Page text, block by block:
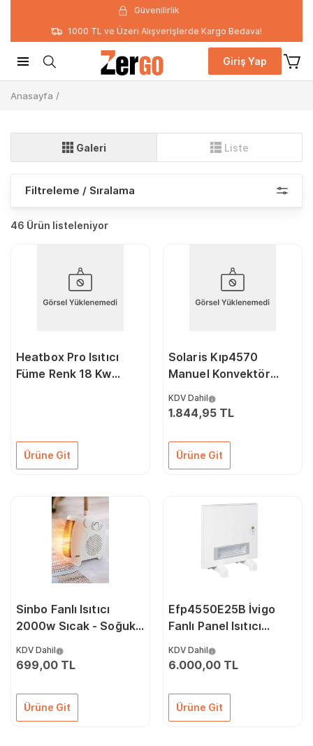
Güvenilirlik
1000 TL ve Üzeri Alışverişlerde Kargo Bedava!
Giriş Yap
Anasayfa /
Galeri Liste
Filtreleme / Sıralama
46 Ürün listeleniyor
Heatbox Pro Isıtıcı
Füme Renk 18 Kw
Ürüne Git
Solaris Kıp4570
Manuel Konvektör
KDV Dahil
1.844,95 TL
Ürüne Git
Sinbo Fanlı Isıtıcı
2000w Sıcak - Soğuk
Kullanıma Uygun SFH-
KDV Dahil
699,00 TL
Ürüne Git
Efp4550E25B İvigo
Fanlı Panel Isıtıcı
KDV Dahil
6.000,00 TL
Ürüne Git